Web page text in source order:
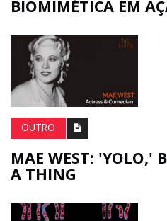
BIOMIMÉTICA EM
OUTRO
MAE WEST: 'YOLO,'
A THING